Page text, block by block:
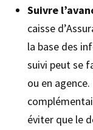
Suivre
caisse
la base des
suivi peut se
ou en
éviter que le